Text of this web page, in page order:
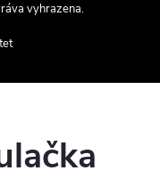
vyhrazena.